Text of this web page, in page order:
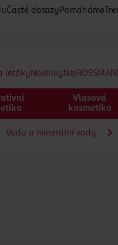
Časté dotazy Pomáháme
letáky Novinky Nej
Vlasová
kosmetika
Vody a minerální vody